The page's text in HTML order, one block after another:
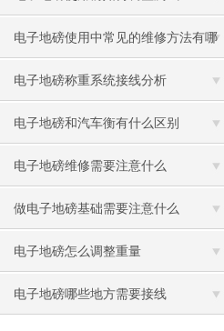
电子地磅使用中常见的维修方法有哪
些
电子地磅称重系统接线分析
电子地磅和汽车衡有什么区别
电子地磅维修需要注意什么
做电子地磅基础需要注意什么
电子地磅怎么调整重量
电子地磅哪些地方需要接线